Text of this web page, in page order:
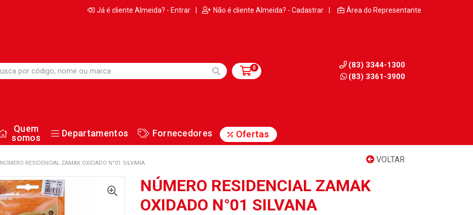
Já é cliente Almeida? - Entrar | Não é cliente Almeida? - Cadastrar | Área do Representante
0
(83) 3344-1300
(83) 3361-3900
Quem
somos
Departamentos Fornecedores Ofertas
VOLTAR
NÚMERO RESIDENCIAL ZAMAK OXIDADO N°01 SILVANA
NÚMERO RESIDENCIAL ZAMAK
OXIDADO N°01 SILVANA